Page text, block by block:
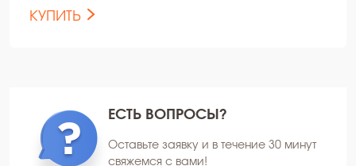
КУПИТЬ
ЕСТЬ ВОПРОСЫ?
Оставьте заявку и в течение 30 минут
свяжемся с вами!